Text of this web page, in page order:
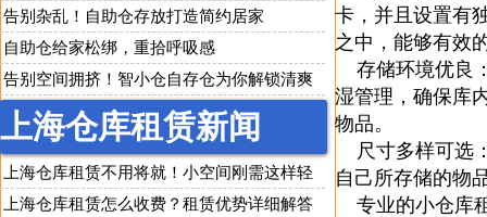
卡，并且设置有
之中，能够有效
存储环境优良
湿管理，确保库
物品。
尺寸多样可选
自己所存储的物
专业的小仓库
告别杂乱！自助仓存放打造简约居家
自助仓给家松绑，重拾呼吸感
告别空间拥挤！智小仓自存仓为你解锁清爽
生活
上海仓库租赁新闻
上海仓库租赁不用将就！小空间刚需这样轻
松解决
上海仓库租赁怎么收费？租赁优势详细解答